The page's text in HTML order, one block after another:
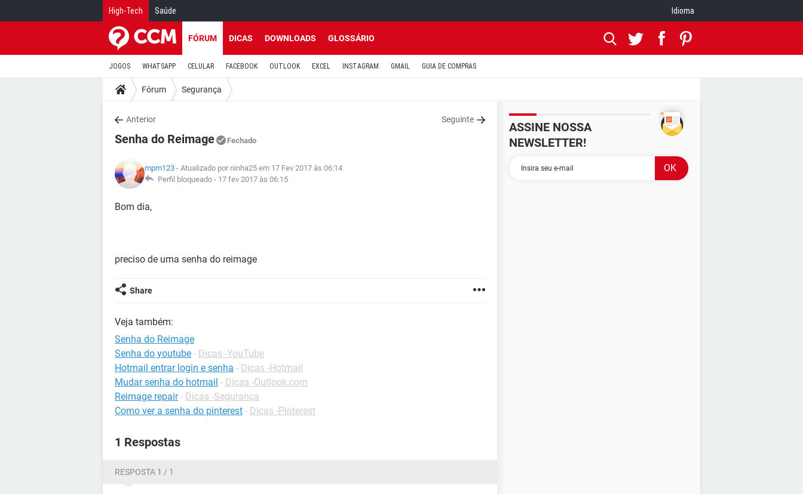
High-Tech Saúde Idioma
FÓRUM DICAS DOWNLOADS GLOSSÁRIO
JOGOS WHATSAPP CELULAR FACEBOOK OUTLOOK EXCEL INSTAGRAM GMAIL GUIA DE COMPRAS
Fórum Segurança
Anterior Seguinte
Senha do Reimage Fechado
mpm123 - Atualizado por ninha25 em 17 Fev 2017 às 06:14
Perfil bloqueado - 17 fev 2017 às 06:15
Bom dia,
preciso de uma senha do reimage
Share
Veja também:
Senha do Reimage
Senha do youtube - Dicas -YouTube
Hotmail entrar login e senha - Dicas -Hotmail
Mudar senha do hotmail - Dicas -Outlook.com
Reimage repair - Dicas -Segurança
Como ver a senha do pinterest - Dicas -Pinterest
1 Respostas
RESPOSTA 1 / 1
ASSINE NOSSA
NEWSLETTER!